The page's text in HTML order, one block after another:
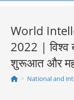
World
2022 | विश्व
शुरूआत और
> National and